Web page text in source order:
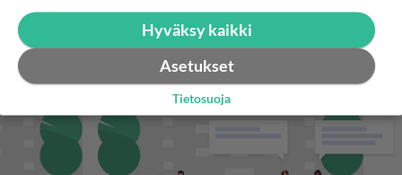
Hyväksy kaikki
Asetukset
Tietosuoja